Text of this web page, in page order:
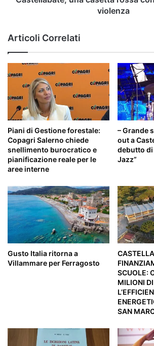
violenza
Articoli Correlati
Piani di Gestione forestale:
Copagri Salerno chiede
snellimento burocratico e
pianificazione reale per le
aree interne
– Grande
out a
debutto di
Jazz”
Gusto Italia ritorna a
Villammare per Ferragosto
SCUOLE:
MILIONI
SAN